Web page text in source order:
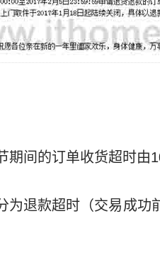
期间的订单收货超时由
为退款超时（交易成功